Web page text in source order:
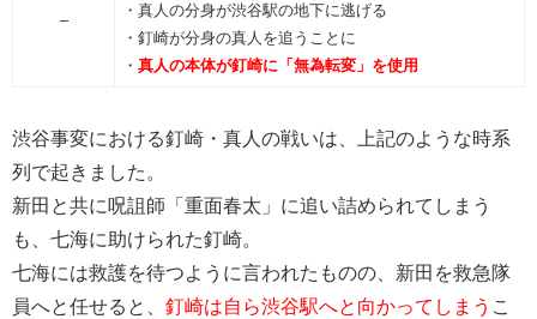
–
・真人の分身が渋谷駅の地下に逃げる
・釘崎が分身の真人を追うことに
・ 真人の本体が釘崎に「無為転変」を使用
渋谷事変における釘崎・真人の戦いは、上記のような時系
列で起きました。
新田と共に呪詛師「重面春太」に追い詰められてしまう
も、七海に助けられた釘崎。
七海には救護を待つように言われたものの、新田を救急隊
員へと任せると、 釘崎は自ら渋谷駅へと向かってしまう こ